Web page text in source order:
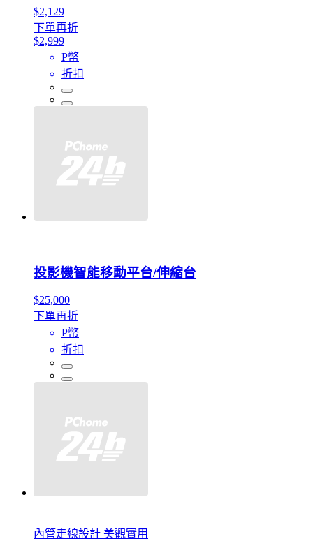
$2,129
下單再折
$2,999
P幣
折扣
投影機智能移動平台/伸縮台
$25,000
下單再折
P幣
折扣
內管走線設計 美觀實用